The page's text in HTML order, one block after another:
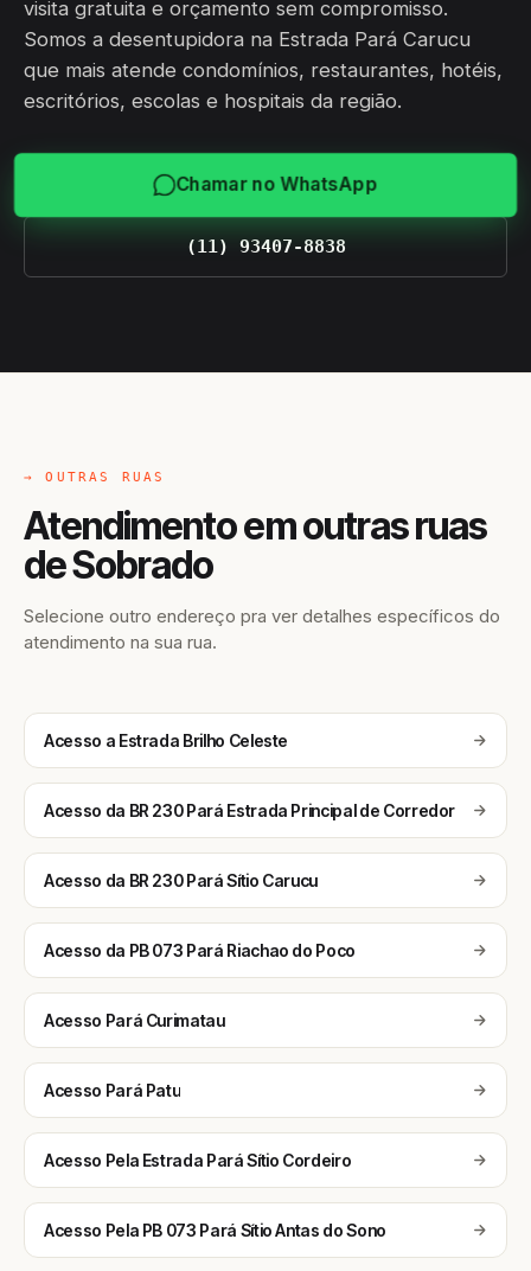
visita gratuita e orçamento sem compromisso.
Somos a desentupidora na Estrada Pará Carucu
que mais atende condomínios, restaurantes, hotéis,
escritórios, escolas e hospitais da região.
Chamar no WhatsApp
(11) 93407-8838
→ OUTRAS RUAS
Atendimento em outras ruas
de Sobrado
Selecione outro endereço pra ver detalhes específicos do
atendimento na sua rua.
Acesso a Estrada Brilho Celeste
Acesso da BR 230 Pará Estrada Principal de Corredor
Acesso da BR 230 Pará Sítio Carucu
Acesso da PB 073 Pará Riachao do Poco
Acesso Pará Curimatau
Acesso Pará Patu
Acesso Pela Estrada Pará Sítio Cordeiro
Acesso Pela PB 073 Pará Sítio Antas do Sono